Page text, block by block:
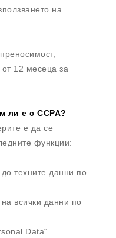
на
12 месеца за
ли е с CCPA?
е да се
функции:
техните данни по
всички данни по
Data“.